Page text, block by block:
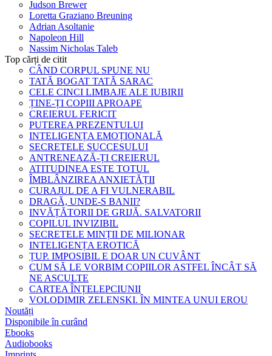
Judson Brewer
Loretta Graziano Breuning
Adrian Asoltanie
Napoleon Hill
Nassim Nicholas Taleb
Top cărți de citit
CÂND CORPUL SPUNE NU
TATĂ BOGAT TATĂ SARAC
CELE CINCI LIMBAJE ALE IUBIRII
ȚINE-ȚI COPIII APROAPE
CREIERUL FERICIT
PUTEREA PREZENTULUI
INTELIGENȚA EMOȚIONALĂ
SECRETELE SUCCESULUI
ANTRENEAZĂ-ȚI CREIERUL
ATITUDINEA ESTE TOTUL
ÎMBLÂNZIREA ANXIETĂȚII
CURAJUL DE A FI VULNERABIL
DRAGĂ, UNDE-S BANII?
INVĂȚĂTORII DE GRIJĂ. SALVATORII
COPILUL INVIZIBIL
SECRETELE MINȚII DE MILIONAR
INTELIGENȚA EROTICĂ
ȚUP. IMPOSIBIL E DOAR UN CUVÂNT
CUM SĂ LE VORBIM COPIILOR ASTFEL ÎNCÂT SĂ
NE ASCULTE
CARTEA ÎNȚELEPCIUNII
VOLODIMIR ZELENSKI. ÎN MINTEA UNUI EROU
Noutăți
Disponibile în curând
Ebooks
Audiobooks